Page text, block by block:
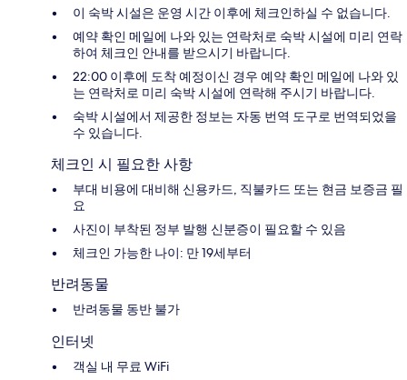
이 숙박 시설은 운영 시간 이후에 체크인하실 수 없습니다.
예약 확인 메일에 나와 있는 연락처로 숙박 시설에 미리 연락
하여 체크인 안내를 받으시기 바랍니다.
22:00 이후에 도착 예정이신 경우 예약 확인 메일에 나와 있
는 연락처로 미리 숙박 시설에 연락해 주시기 바랍니다.
숙박 시설에서 제공한 정보는 자동 번역 도구로 번역되었을
수 있습니다.
체크인 시 필요한 사항
부대 비용에 대비해 신용카드, 직불카드 또는 현금 보증금 필
요
사진이 부착된 정부 발행 신분증이 필요할 수 있음
체크인 가능한 나이: 만 19세부터
반려동물
반려동물 동반 불가
인터넷
객실 내 무료 WiFi